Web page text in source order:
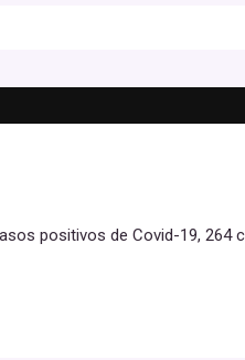
positivos de Covid-19, 264